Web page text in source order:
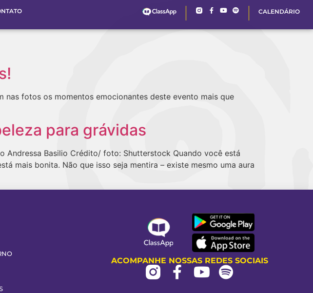
CALENDÁRIO
nas fotos os momentos emocionantes deste evento mais que
para grávidas
Andressa Basilio Crédito/ foto: Shutterstock Quando você está
mais bonita. Não que isso seja mentira – existe mesmo uma aura
ACOMPANHE NOSSAS REDES SOCIAIS